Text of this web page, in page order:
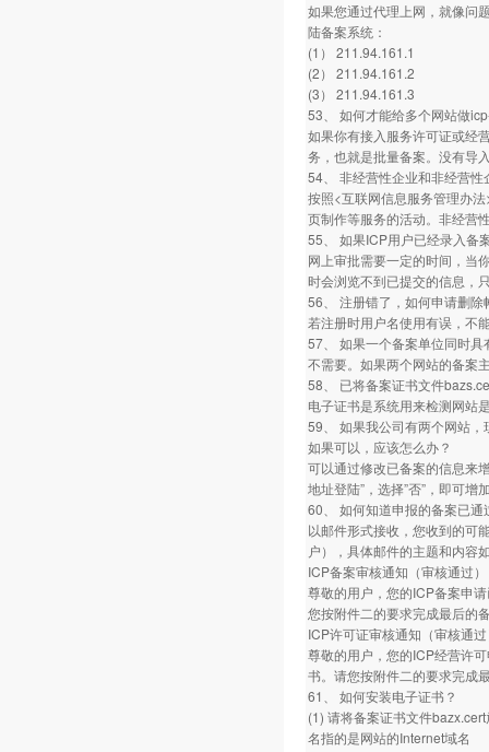
如果您通过代理上网，就像问
陆备案系统：
(1） 211.94.161.1
(2） 211.94.161.2
(3） 211.94.161.3
53、 如何才能给多个网站做
如果你有接入服务许可证或经
务，也就是批量备案。没有导
54、 非经营性企业和非经营性
按照<互联网信息服务管理办
页制作等服务的活动。非经营
55、 如果ICP用户已经录入备
网上审批需要一定的时间，当
时会浏览不到已提交的信息，
56、 注册错了，如何申请删除
若注册时用户名使用有误，不
57、 如果一个备案单位同时
不需要。如果两个网站的备案
58、 已将备案证书文件
电子证书是系统用来检测网站
59、 如果我公司有两个网站
如果可以，应该怎么办？
可以通过修改已备案的信息来
地址登陆”，选择”否”，即可增
60、 如何知道申报的备案已
以邮件形式接收，您收到的可
户），具体邮件的主题和内容
ICP备案审核通知（审核通过
尊敬的用户，您的ICP备案申
您按附件二的要求完成最后的
ICP许可证审核通知（审核通
尊敬的用户，您的ICP经营许
书。请您按附件二的要求完成
61、 如何安装电子证书？
(1) 请将备案证书文件
名指的是网站的Internet域名